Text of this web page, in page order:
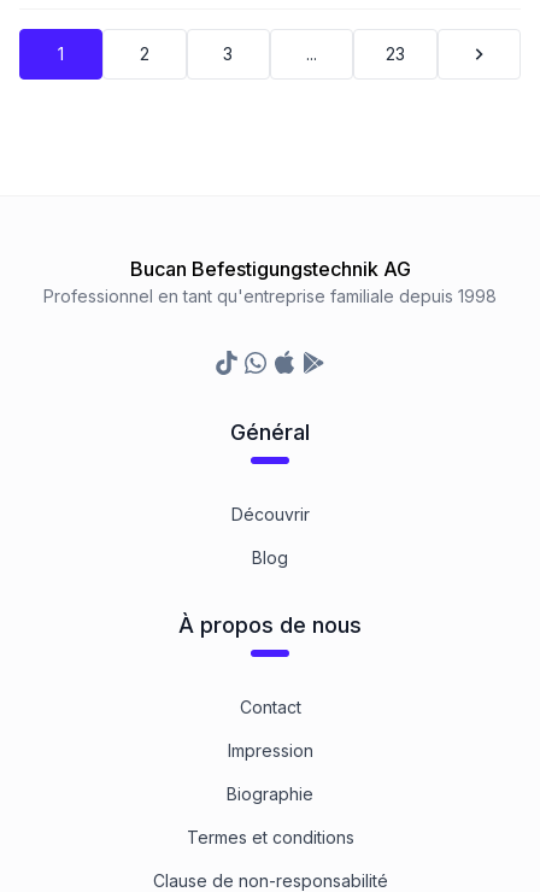
1 2 3 ... 23
Bucan Befestigungstechnik AG
Professionnel en tant qu'entreprise familiale depuis 1998
TikTokWhatsapp
Appstore
Google Play Store
Général
Découvrir
Blog
À propos de nous
Contact
Impression
Biographie
Termes et conditions
Clause de non-responsabilité